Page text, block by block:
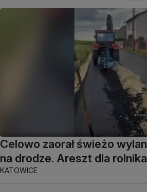
Celowo zaorał świeżo
na drodze. Areszt dla rolnika
KATOWICE